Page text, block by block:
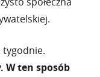
tygodnie.
W ten sposób